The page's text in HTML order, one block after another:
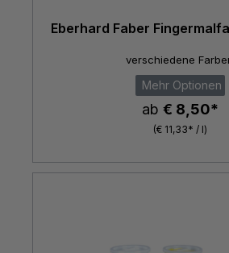
Eberhard Faber
verschiedene
Mehr Optionen
ab € 8,50*
(€ 11,33* / l)